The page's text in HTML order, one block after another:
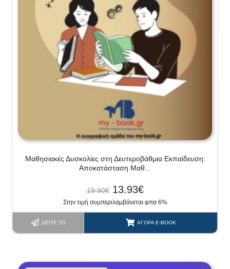
Μαθησιακές Δυσκολίες στη Δευτεροβάθμια Εκπαίδευση:
Αποκατάσταση Μαθ...
19.90€ 13.93€
Στην τιμή συμπεριλαμβάνεται φπα 6%
ΔΕΊΤΕ ΤΟ ΑΓΟΡΆ E-BOOK